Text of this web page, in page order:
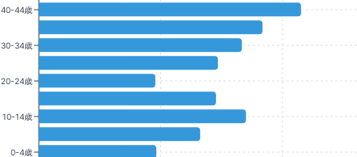
40-44歳
30-34歳
20-24歳
10-14歳
0-4歳